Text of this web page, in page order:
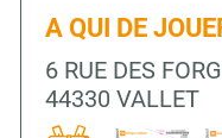
A QUI DE
6 RUE DES
44330 VALLET